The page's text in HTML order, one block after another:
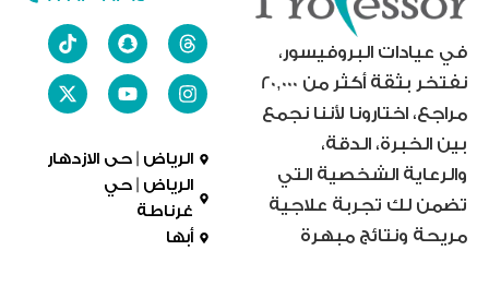
في عيادات البروفيسور،
نفتخر بثقة أكثر من 20,000
مراجع، اختارونا لأننا نجمع
بين الخبرة، الدقة،
والرعاية الشخصية التي
تضمن لك تجربة علاجية
مريحة ونتائج مبهرة
الرياض | حى الازدهار
الرياض | حي
غرناطة
أبها